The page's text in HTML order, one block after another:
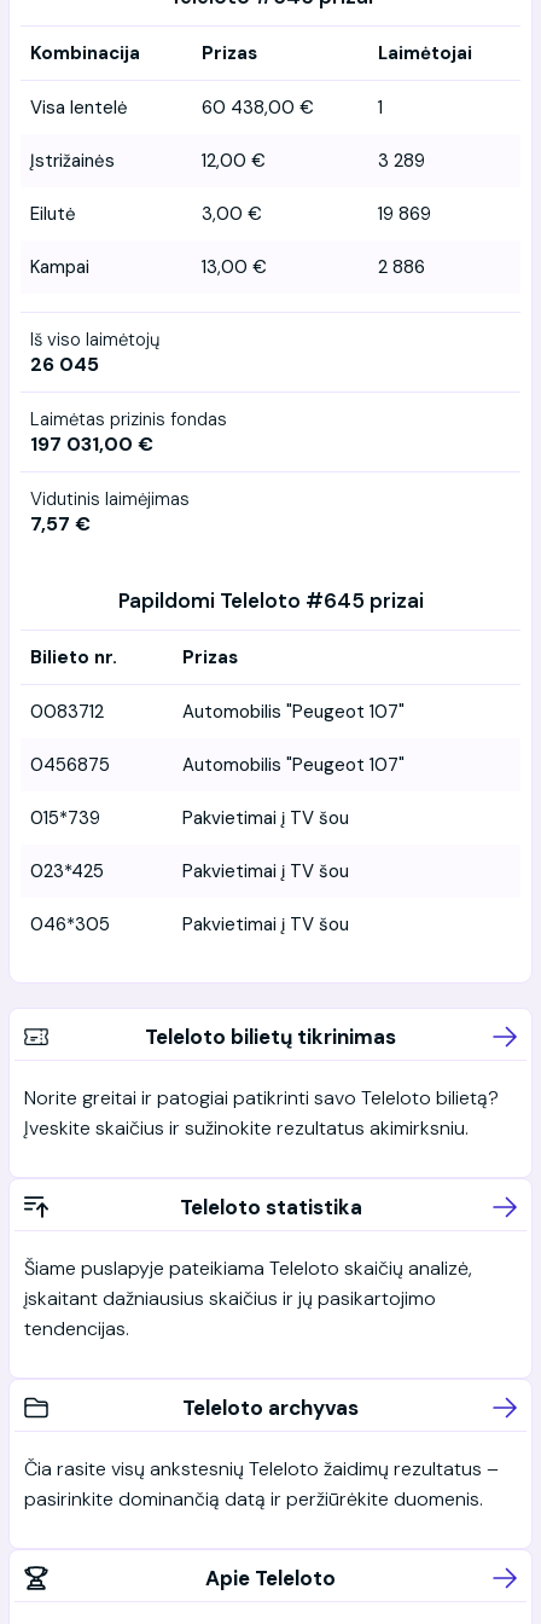
Kombinacija Prizas Laimėtojai
Visa lentelė 60 438,00 € 1
Įstrižainės 12,00 € 3 289
Eilutė 3,00 € 19 869
Kampai 13,00 € 2 886
Iš viso laimėtojų
26 045
Laimėtas prizinis fondas
197 031,00 €
Vidutinis laimėjimas
7,57 €
Papildomi Teleloto #645 prizai
Bilieto nr. Prizas
0083712 Automobilis "Peugeot 107"
0456875 Automobilis "Peugeot 107"
015*739 Pakvietimai į TV šou
023*425 Pakvietimai į TV šou
046*305 Pakvietimai į TV šou
Teleloto bilietų tikrinimas
Norite greitai ir patogiai patikrinti savo Teleloto bilietą?
Įveskite skaičius ir sužinokite rezultatus akimirksniu.
Teleloto statistika
Šiame puslapyje pateikiama Teleloto skaičių analizė,
įskaitant dažniausius skaičius ir jų pasikartojimo
tendencijas.
Teleloto archyvas
Čia rasite visų ankstesnių Teleloto žaidimų rezultatus –
pasirinkite dominančią datą ir peržiūrėkite duomenis.
Apie Teleloto